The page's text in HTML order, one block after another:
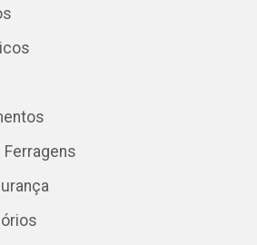
Ferragens